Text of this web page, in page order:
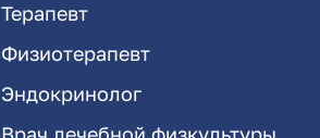
Терапевт
Физиотерапевт
Эндокринолог